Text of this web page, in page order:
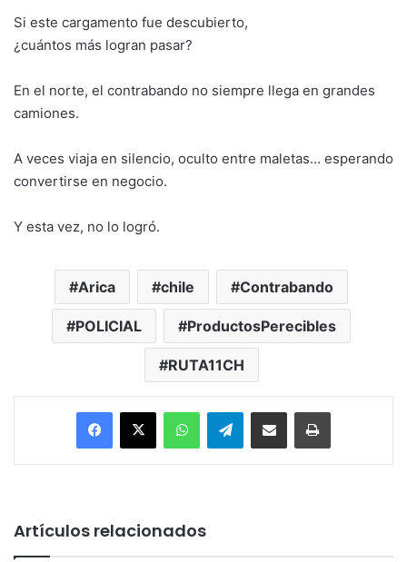
Si este cargamento fue descubierto,
¿cuántos más logran pasar?
En el norte, el contrabando no siempre llega en grandes
camiones.
A veces viaja en silencio, oculto entre maletas… esperando
convertirse en negocio.
Y esta vez, no lo logró.
Arica chile Contrabando
POLICIAL ProductosPerecibles
RUTA11CH
Facebook
X WhatsAppTelegramEnviar vía email Imprimir
Artículos relacionados